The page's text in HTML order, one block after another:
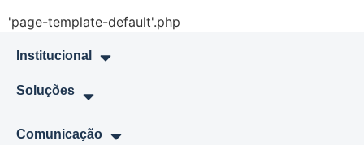
'page-template-default'.php
Institucional
Soluções
Comunicação